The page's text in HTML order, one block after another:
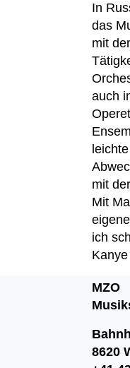
In
das
mit
auch
mit
Mit
ich
MZO
8620